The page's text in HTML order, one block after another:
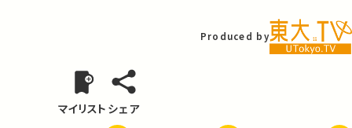
Produced by
マイリスト シェア